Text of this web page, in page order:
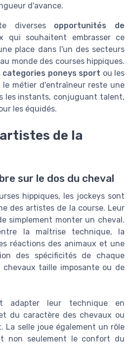
d'avance.
diverses opportunités de
qui souhaitent embrasser ce
place dans l'un des secteurs
monde des courses hippiques.
categories poneys sport ou les
le métier d'entraîneur reste une
les instants, conjuguant talent,
les équidés.
de la
sur le dos du cheval
hippiques, les jockeys sont
des artistes de la course. Leur
simplement monter un cheval.
la maîtrise technique, la
réactions des animaux et une
des spécificités de chaque
chevaux taille imposante ou de
adapter leur technique en
du caractère des chevaux ou
La selle joue également un rôle
non seulement le confort du